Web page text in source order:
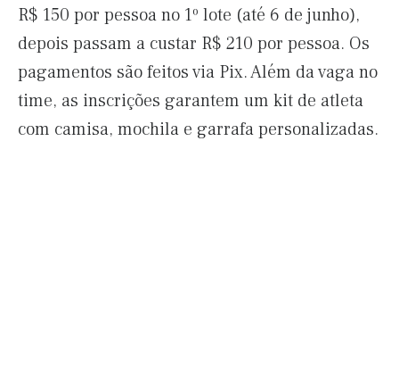
R$ 150 por pessoa no 1º lote (até 6 de junho),
depois passam a custar R$ 210 por pessoa. Os
pagamentos são feitos via Pix. Além da vaga no
time, as inscrições garantem um kit de atleta
com camisa, mochila e garrafa personalizadas.